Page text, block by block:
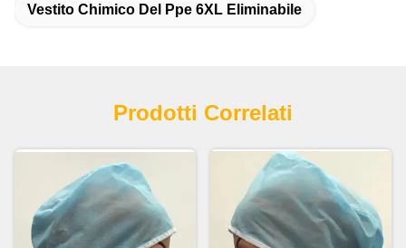
Vestito Chimico Del Ppe 6XL Eliminabile
Prodotti Correlati